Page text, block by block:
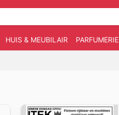
HUIS & MEUBILAIR PARFUMERIE